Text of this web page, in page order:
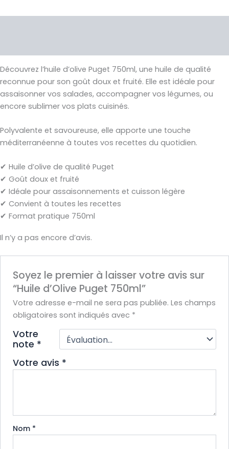
Découvrez l’huile d’olive Puget 750ml, une huile de qualité
reconnue pour son goût doux et fruité. Elle est idéale pour
assaisonner vos salades, accompagner vos légumes, ou
encore sublimer vos plats cuisinés.
Polyvalente et savoureuse, elle apporte une touche
méditerranéenne à toutes vos recettes du quotidien.
✔ Huile d’olive de qualité Puget
✔ Goût doux et fruité
✔ Idéale pour assaisonnements et cuisson légère
✔ Convient à toutes les recettes
✔ Format pratique 750ml
Il n’y a pas encore d’avis.
Soyez le premier à laisser votre avis sur
“Huile d’Olive Puget 750ml”
Votre adresse e-mail ne sera pas publiée. Les champs
obligatoires sont indiqués avec *
Votre
note *
Votre avis *
Nom *